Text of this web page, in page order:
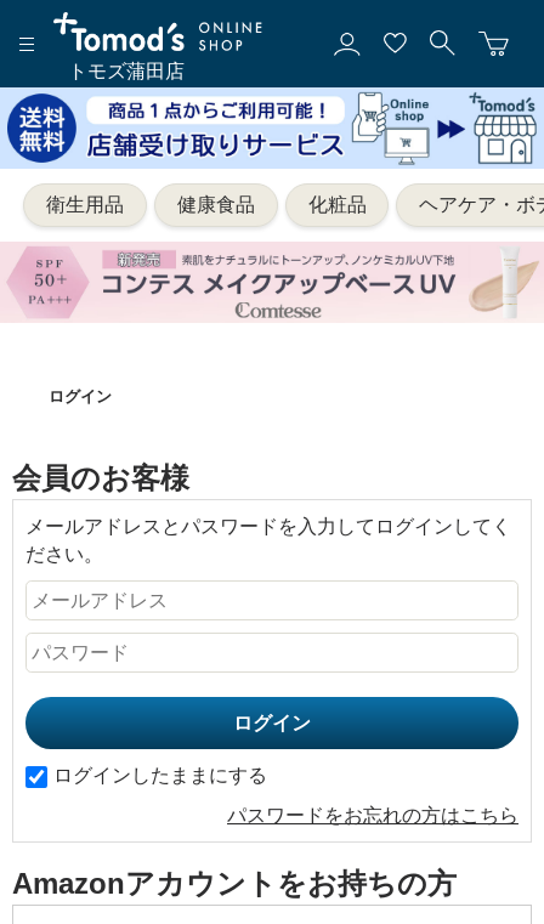
トモズ蒲田店
衛生用品 健康食品 化粧品 ヘアケア・ボ
ログイン
会員のお客様
メールアドレスとパスワードを入力してログインしてく
ださい。
ログインしたままにする
パスワードをお忘れの方はこちら
Amazonアカウントをお持ちの方